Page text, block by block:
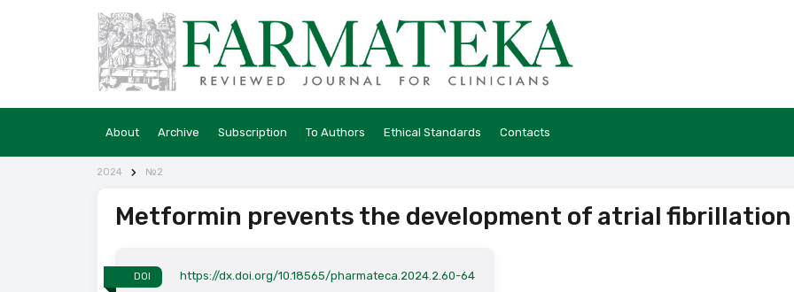
About Archive Subscription To Authors Ethical Standards Contacts
2024 №2
Metformin prevents the development of atrial fibrillation
DOI https://dx.doi.org/10.18565/pharmateca.2024.2.60-64